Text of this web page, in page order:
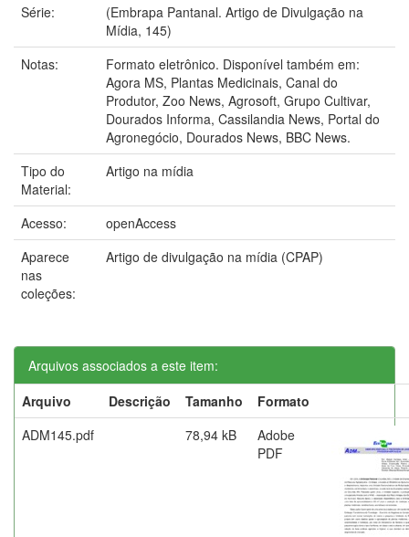
Série:
(Embrapa Pantanal. Artigo de Divulgação na
Mídia, 145)
Notas:
Formato eletrônico. Disponível também em:
Agora MS, Plantas Medicinais, Canal do
Produtor, Zoo News, Agrosoft, Grupo Cultivar,
Dourados Informa, Cassilandia News, Portal do
Agronegócio, Dourados News, BBC News.
Tipo do
Material:
Artigo na mídia
Acesso:
openAccess
Aparece
nas
coleções:
Artigo de divulgação na mídia (CPAP)
Arquivos associados a este item:
Arquivo
Descrição Tamanho
Formato
ADM145.pdf
78,94 kB
Adobe
PDF